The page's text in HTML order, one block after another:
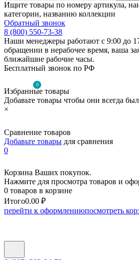
Ищите товары по номеру артикула,
категории, названию коллекции
Обратный звонок
8 (800) 550-73-38
Наши менеджеры работают с 9:00 до
обращении в нерабочее время, ваша
ближайшие рабочие часы.
Бесплатный звонок по РФ
0
Избранные товары
Добавьте товары чтобы они всегда
×
Сравнение товаров
Добавьте товары для сравнения
0
Корзина Ваших покупок.
Нажмите для просмотра товаров и
0 товаров в корзине
Итого0.00 ₽
перейти к оформлениюпосмотреть